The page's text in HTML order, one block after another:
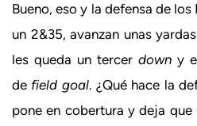
Bueno, eso y la defensa de
un 2&35, avanzan unas
les queda un tercer down y
de field goal. ¿Qué hace la
pone en cobertura y deja